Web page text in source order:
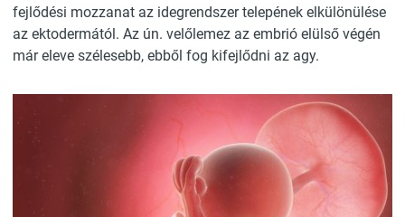
fejlődési mozzanat az idegrendszer telepének elkülönülése
az ektodermától. Az ún. velőlemez az embrió elülső végén
már eleve szélesebb, ebből fog kifejlődni az agy.